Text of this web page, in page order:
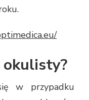
okulisty?
w przypadku